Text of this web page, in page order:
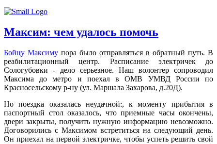
Максим: чем удалось помочь
Бойцу Максиму пора было отправляться в обратный путь. В
реабилитационный центр. Расписание электричек до
Сологубовки - дело серьезное. Наш волонтер сопроводил
Максима до метро и поехал в ОМВ УМВД России по
Красносельскому р-ну (ул. Маршала Захарова, д.20Д).
Но поездка оказалась неудачной:, к моменту прибытия в
паспортный стол оказалось, что приемные часы окончены,
двери закрыты, получить нужную информацию невозможно.
Договорились с Максимом встретиться на следующий день.
Он приехал на первой электричке, чтобы успеть решить свой